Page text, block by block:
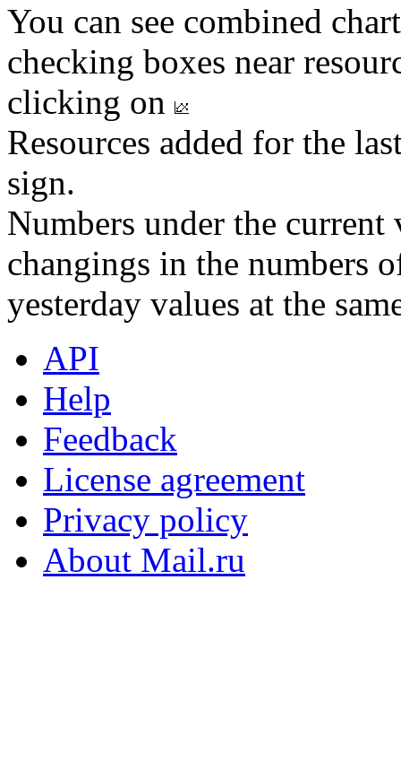
You can see combined
checking boxes near
clicking on
Resources added for the
sign.
Numbers under the
changings in the numbers
yesterday values at the
API
Help
Feedback
License agreement
Privacy policy
About Mail.ru